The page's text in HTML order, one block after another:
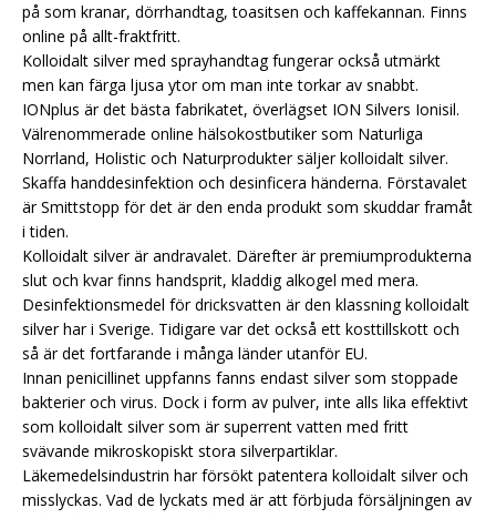
på som kranar, dörrhandtag, toasitsen och kaffekannan. Finns
online på allt-fraktfritt.
Kolloidalt silver med sprayhandtag fungerar också utmärkt
men kan färga ljusa ytor om man inte torkar av snabbt.
IONplus är det bästa fabrikatet, överlägset ION Silvers Ionisil.
Välrenommerade online hälsokostbutiker som Naturliga
Norrland, Holistic och Naturprodukter säljer kolloidalt silver.
Skaffa handdesinfektion och desinficera händerna. Förstavalet
är Smittstopp för det är den enda produkt som skuddar framåt
i tiden.
Kolloidalt silver är andravalet. Därefter är premiumprodukterna
slut och kvar finns handsprit, kladdig alkogel med mera.
Desinfektionsmedel för dricksvatten är den klassning kolloidalt
silver har i Sverige. Tidigare var det också ett kosttillskott och
så är det fortfarande i många länder utanför EU.
Innan penicillinet uppfanns fanns endast silver som stoppade
bakterier och virus. Dock i form av pulver, inte alls lika effektivt
som kolloidalt silver som är superrent vatten med fritt
svävande mikroskopiskt stora silverpartiklar.
Läkemedelsindustrin har försökt patentera kolloidalt silver och
misslyckas. Vad de lyckats med är att förbjuda försäljningen av